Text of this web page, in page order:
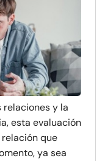
relaciones y la
esta evaluación
que
ya sea